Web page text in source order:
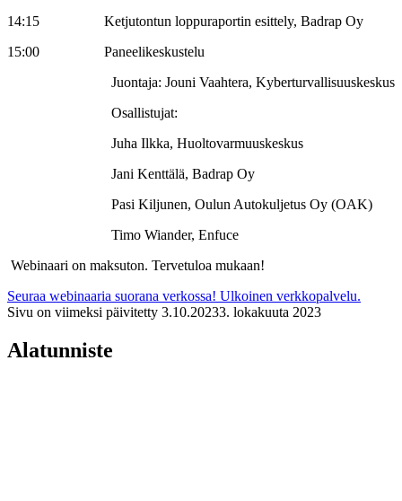
14:15 Ketjutontun loppuraportin esittely, Badrap Oy
15:00 Paneelikeskustelu
Juontaja: Jouni Vaahtera, Kyberturvallisuuskeskus
Osallistujat:
Juha Ilkka, Huoltovarmuuskeskus
Jani Kenttälä, Badrap Oy
Pasi Kiljunen, Oulun Autokuljetus Oy (OAK)
Timo Wiander, Enfuce
Webinaari on maksuton. Tervetuloa mukaan!
Seuraa webinaaria suorana verkossa! Ulkoinen verkkopalvelu.
Sivu on viimeksi päivitetty 3.10.20233. lokakuuta 2023
Alatunniste